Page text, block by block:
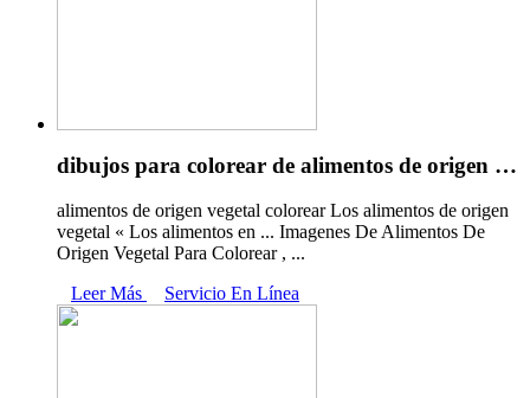
dibujos para colorear de alimentos de origen …
alimentos de origen vegetal colorear Los alimentos de origen
vegetal « Los alimentos en ... Imagenes De Alimentos De
Origen Vegetal Para Colorear , ...
Leer Más
Servicio En Línea